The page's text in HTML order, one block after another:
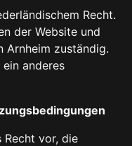
Recht.
der Website und
Arnheim zuständig.
anderes
Recht vor, die